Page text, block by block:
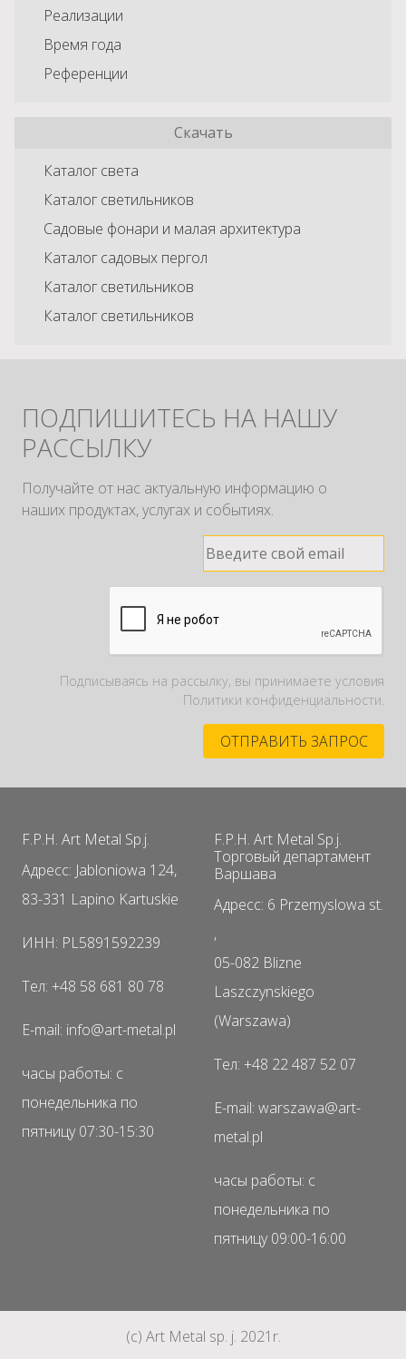
Реализации
Время года
Референции
Скачать
Каталог света
Каталог светильников
Садовые фонари и малая архитектура
Каталог садовых пергол
Каталог светильников
Каталог светильников
ПОДПИШИТЕСЬ НА НАШУ
РАССЫЛКУ
Получайте от нас актуальную информацию о
наших продуктах, услугах и событиях.
Подписываясь на рассылку, вы принимаете условия
Политики конфиденциальности.
F.P.H. Art Metal Sp.j.
Адресс: Jabloniowa 124,
83-331 Lapino Kartuskie
ИНН: PL5891592239
Тел: +48 58 681 80 78
E-mail: info@art-metal.pl
часы работы: с
понедельника по
пятницу 07:30-15:30
F.P.H. Art Metal Sp.j.
Торговый департамент
Варшава
Адресс: 6 Przemyslowa st.
,
05-082 Blizne
Laszczynskiego
(Warszawa)
Тел: +48 22 487 52 07
E-mail: warszawa@art-
metal.pl
часы работы: с
понедельника по
пятницу 09:00-16:00
(c) Art Metal sp. j. 2021r.